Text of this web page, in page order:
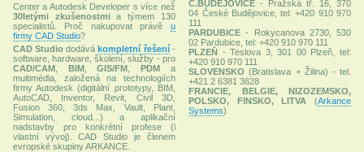
Center a Autodesk Developer s více než
30letými zkušenostmia týmem 130
specialistů. Proč nakupovat právě u
firmy CAD Studio?
CAD Studio dodávákompletní řešení-
software, hardware, školení, služby - pro
CAD/CAM
BIM,GIS/FM ,PDM a
multimédia, založená na technologiích
firmy Autodesk (digitální prototypy, BIM,
AutoCAD, Inventor, Revit, Civil 3D,
Fusion 360, 3ds Max, Vault, Plant,
Simulation, cloud...) a aplikační
nadstavby pro konkrétní profese (i
vlastní vývoj). CAD Studio je členem
evropské skupiny ARKANCE.
Č.BUDĚJOVICE - Pražská tř. 16, 370
04 České Budějovice, tel: +420 910 970
111
PARDUBICE - Rokycanova 2730, 530
02 Pardubice, tel: +420 910 970 111
PLZEŇ - Teslova 3, 301 00 Plzeň, tel:
+420 910 970 111
SLOVENSKO (Bratislava + Žilina) - tel.
+421 2 6381 3628
FRANCIE, BELGIE, NIZOZEMSKO,
POLSKO, FINSKO, LITVA
(Arkance
Systems)